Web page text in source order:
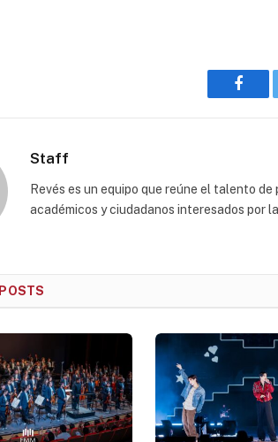
Staff
Revés es un equipo que reúne el talento
académicos y ciudadanos interesados por
POSTS